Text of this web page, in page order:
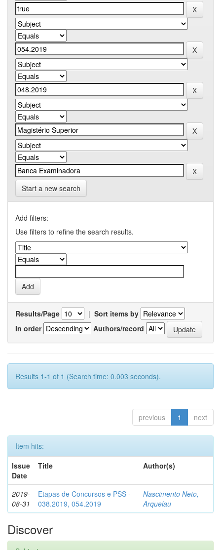
Start a new search
Add filters:
Use filters to refine the search results.
Results/Page | Sort items by
In order
Authors/record
Results 1-1 of 1 (Search time: 0.003 seconds).
previous 1 next
Item hits:
Issue
Date
Title Author(s)
2019-
08-31
Etapas de Concursos e PSS -
038.2019, 054.2019
Nascimento Neto,
Arquelau
Discover